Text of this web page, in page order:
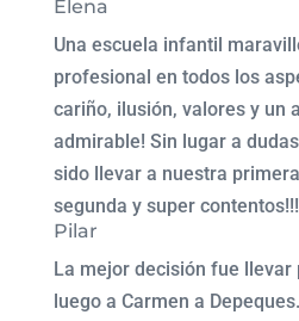
Elena
Una escuela infantil
profesional en todos los
cariño, ilusión, valores y un
admirable! Sin lugar a
sido llevar a nuestra
segunda y super contentos!!!
Pilar
La mejor decisión fue llevar
luego a Carmen a